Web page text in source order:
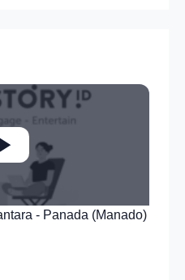
- Panada (Manado)